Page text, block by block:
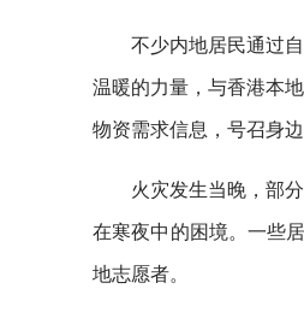
不少内地居民通过
温暖的力量，与香港本
物资需求信息，号召身
火灾发生当晚，部
在寒夜中的困境。一些
地志愿者。